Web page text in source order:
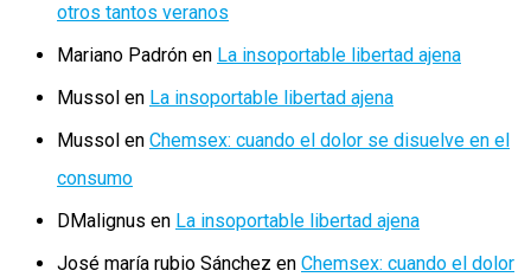
otros tantos veranos
Mariano Padrón en La insoportable libertad ajena
Mussol en La insoportable libertad ajena
Mussol en Chemsex: cuando el dolor se disuelve en el
consumo
DMalignus en La insoportable libertad ajena
José maría rubio Sánchez en Chemsex: cuando el dolor